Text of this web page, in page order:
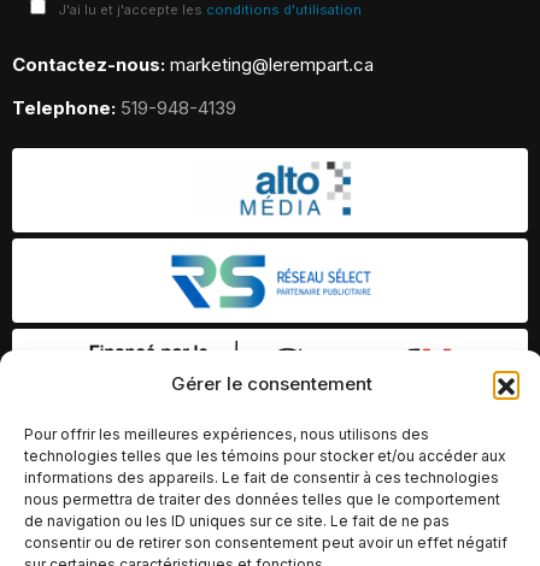
Gérer le consentement
Pour offrir les meilleures expériences, nous utilisons des
technologies telles que les témoins pour stocker et/ou accéder aux
informations des appareils. Le fait de consentir à ces technologies
nous permettra de traiter des données telles que le comportement
de navigation ou les ID uniques sur ce site. Le fait de ne pas
consentir ou de retirer son consentement peut avoir un effet négatif
J'ai lu et j'accepte les conditions d'utilisation
Contactez-nous: marketing@lerempart.ca
Telephone: 519-948-4139